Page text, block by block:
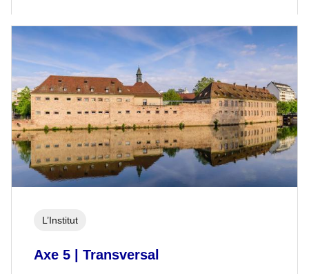
Axe 5 | Transversal
L’Institut